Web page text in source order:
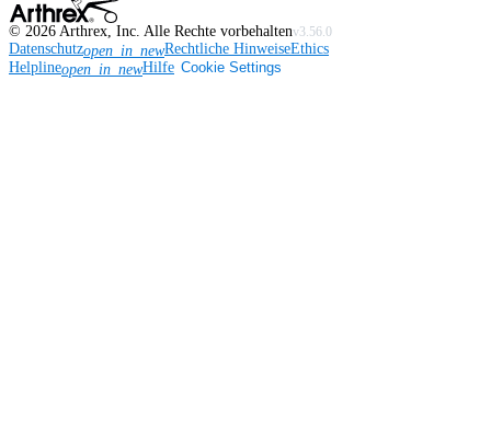
© 2026 Arthrex, Inc. Alle Rechte vorbehaltenv3.56.0
Datenschutzopen_in_newRechtliche HinweiseEthics
Helplineopen_in_newHilfe Cookie Settings